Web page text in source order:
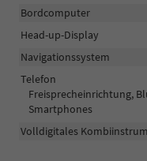
Bordcomputer
Head-up-Display
Navigationssystem
Telefon
Freisprecheinrichtung,
Smartphones
Volldigitales